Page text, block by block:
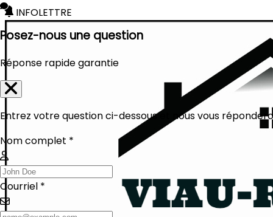
INFOLETTRE
Posez-nous une question
Réponse rapide garantie
Entrez votre question ci-dessous et nous vous
Nom complet *
Courriel *